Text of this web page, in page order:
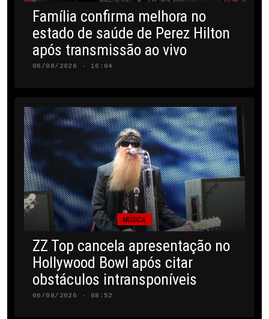
Família confirma melhora no
estado de saúde de Perez Hilton
após transmissão ao vivo
06/08/2026 · 16:04
MÚSICA
ZZ Top cancela apresentação no
Hollywood Bowl após citar
obstáculos intransponíveis
06/08/2026 · 08:52